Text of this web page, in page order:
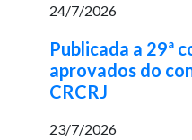
24/7/2026
Publicada a 29ª
aprovados do
CRCRJ
23/7/2026